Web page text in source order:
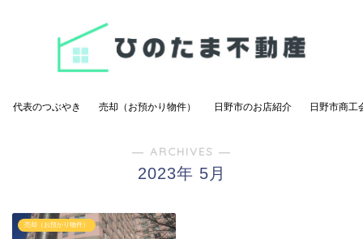
代表のつぶやき 売却（お預かり物件） 日野市のお店紹介 日野市商工
― ARCHIVES ―
2023年 5月
売却（お預かり物件）